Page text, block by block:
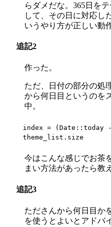
らダメだな。365日を
して、その日に対応し
いうやり方が正しい動
追記2
作った。
ただ、日付の部分の処
から何日目というのを
中。
index = (Date::today
theme_list.size
今はこんな感じでお茶
まい方法があったら教
追記3
たださんから何日目か
を使うとよいとアドバ